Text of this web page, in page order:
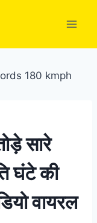
सारे
घंटे की
वायरल